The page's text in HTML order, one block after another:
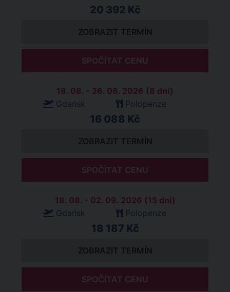
20 392 Kč
ZOBRAZIT TERMÍN
SPOČÍTAT CENU
18. 08. - 26. 08. 2026 (8 dní)
Gdańsk
Polopenze
16 088 Kč
ZOBRAZIT TERMÍN
SPOČÍTAT CENU
18. 08. - 02. 09. 2026 (15 dní)
Gdańsk
Polopenze
18 187 Kč
ZOBRAZIT TERMÍN
SPOČÍTAT CENU